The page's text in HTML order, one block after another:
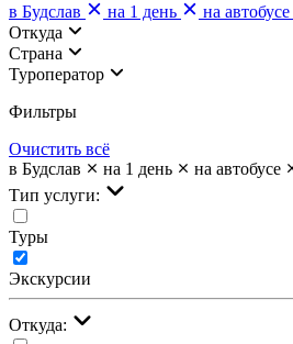
в Будслав
на 1 день на автобусе
Откуда
Страна
Туроператор
Фильтры
Очистить всё
в Будслав
на 1 день на автобусе
Тип услуги:
Туры
Экскурсии
Откуда: